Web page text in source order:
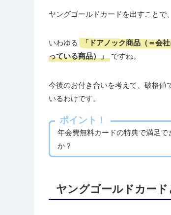
ヤングゴールドカードを出すことで
いわゆる
「ドアノック商品（＝会
っている商品）」 ですね。
今後のお付き合いを考えて、破格値
いるわけです。
ポイント！
年会費無料カードの特典で満足
か？
ヤングゴールドカー